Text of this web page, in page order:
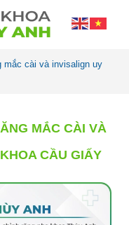
mắc cài và invisalign uy
MẮC CÀI VÀ
CẦU GIẤY